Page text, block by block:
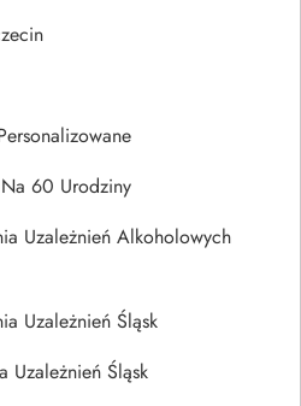
60 Urodziny
Uzależnień Alkoholowych
Uzależnień Śląsk
Uzależnień Śląsk